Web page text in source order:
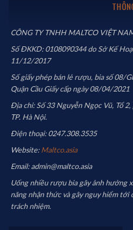
CÔNG TY TNHH MALTCO VIỆT
Số ĐKKD: 0108090344 do Sở Kế
11/12/2017
Số giấy phép bán lẻ rượu, bia số 08/
Quận Cầu Giấy cấp ngày 08/04/2021
Địa chỉ: Số 33 Nguyễn Ngọc Vũ, Tổ
TP. Hà Nội.
Điện thoại: 0247.308.3535
Website: Maltco.asia
Email: admin@maltco.asia
Uống nhiều rượu bia gây ảnh hưởng
năng nhận thức và gây nguy hiểm tới
trách nhiệm.